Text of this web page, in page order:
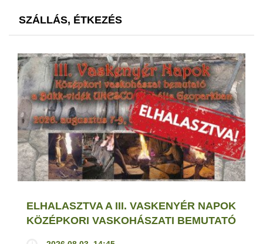
SZÁLLÁS, ÉTKEZÉS
ELHALASZTVA A III. VASKENYÉR NAPOK
KÖZÉPKORI VASKOHÁSZATI BEMUTATÓ